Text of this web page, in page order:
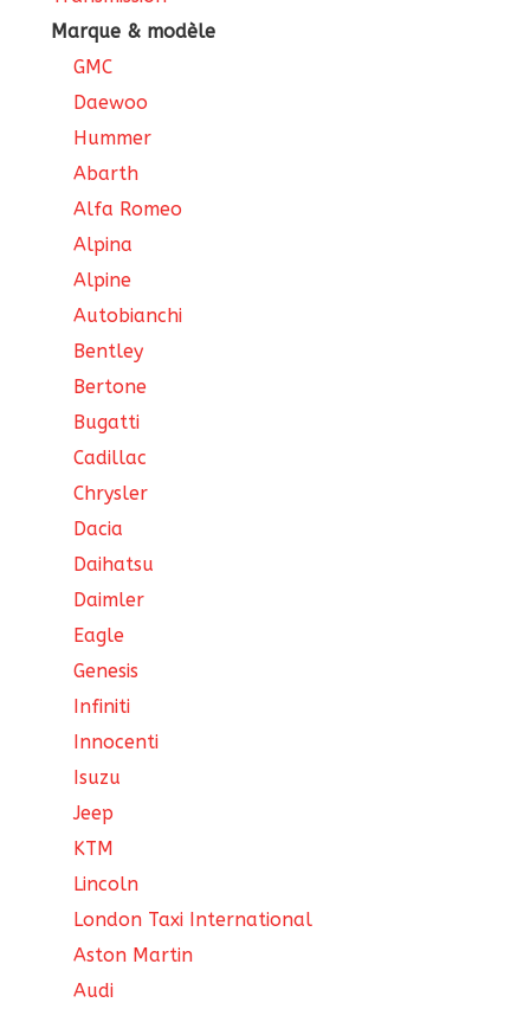
Marque & modèle
GMC
Daewoo
Hummer
Abarth
Alfa Romeo
Alpina
Alpine
Autobianchi
Bentley
Bertone
Bugatti
Cadillac
Chrysler
Dacia
Daihatsu
Daimler
Eagle
Genesis
Infiniti
Innocenti
Isuzu
Jeep
KTM
Lincoln
London Taxi International
Aston Martin
Audi